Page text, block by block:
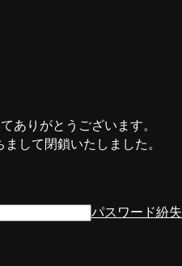
ありがとうございます。
して閉鎖いたしました。
パスワード紛失